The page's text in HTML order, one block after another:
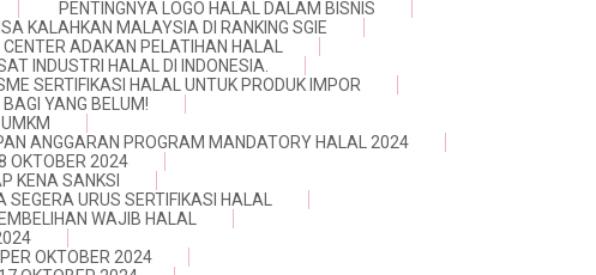
PENTINGNYA LOGO HALAL DALAM BISNIS
KALAHKAN MALAYSIA DI RANKING SGIE
ADAKAN PELATIHAN HALAL
INDUSTRI HALAL DI INDONESIA.
SERTIFIKASI HALAL UNTUK PRODUK IMPOR
YANG BELUM!
ANGGARAN PROGRAM MANDATORY HALAL 2024
OKTOBER 2024
KENA SANKSI
URUS SERTIFIKASI HALAL
WAJIB HALAL
OKTOBER 2024